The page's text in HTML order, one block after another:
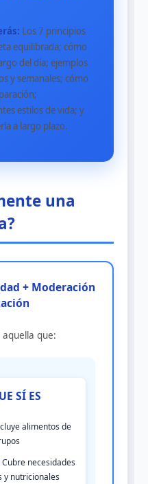
Los 7 principios
equilibrada; cómo
del día; ejemplos
y semanales; cómo
estilos de vida; y
a largo plazo.
una
+ Moderación
que:
SÍ ES
alimentos de
Cubre necesidades
y nutricionales